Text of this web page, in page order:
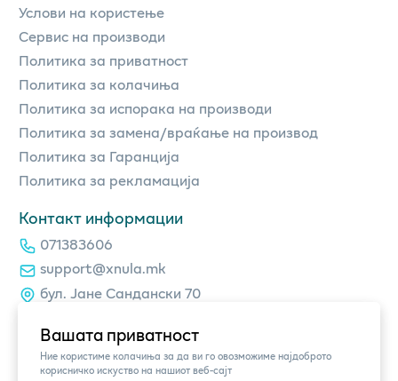
Вашата приватност
Ние користиме колачиња за да ви го овозможиме најдоброто
корисничко искуство на нашиот веб-сајт
Услови на користење
Сервис на производи
Политика за приватност
Политика за колачиња
Политика за испорака на производи
Политика за замена/враќање на производ
Политика за Гаранција
Политика за рекламација
Контакт информации
071383606
support@xnula.mk
бул. Јане Сандански 70